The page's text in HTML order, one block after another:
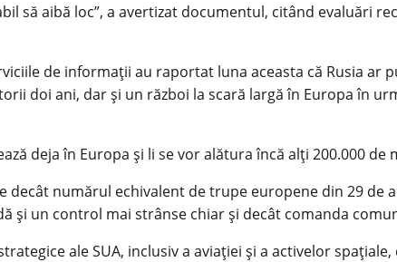
să aibă loc”, a avertizat documentul, citând evaluări
de informații au raportat luna aceasta că Rusia ar
doi ani, dar și un război la scară largă în Europa în
deja în Europa și li se vor alătura încă alți 200.000 de
numărul echivalent de trupe europene din 29 de
un control mai strânse chiar și decât comanda
ale SUA, inclusiv a aviației și a activelor